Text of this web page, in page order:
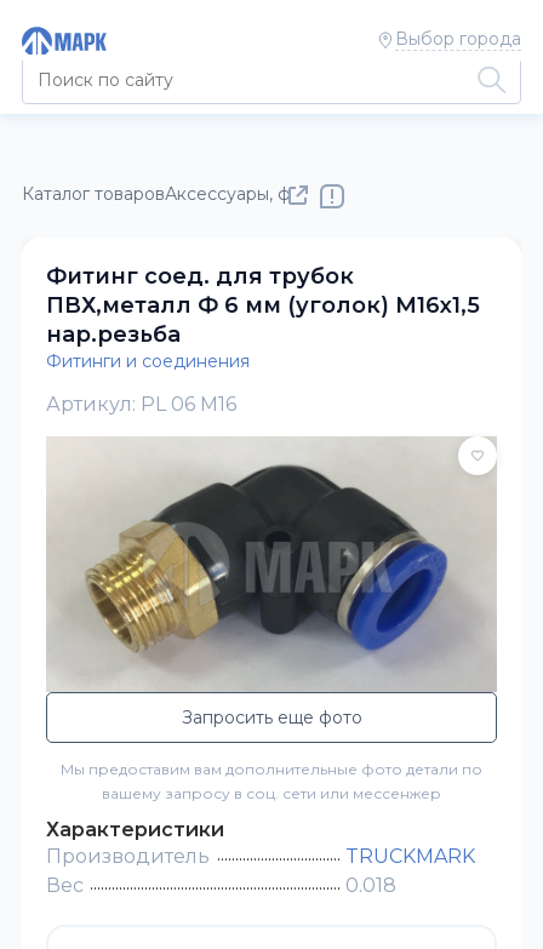
Выбор города
Каталог товаровАксессуары, фонари, фитинги, метизы
Фитинг соед. для трубок
ПВХ,металл Ф 6 мм (уголок) М16х1,5
нар.резьба
Фитинги и соединения
Артикул: PL 06 M16
Запросить еще фото
Мы предоставим вам дополнительные фото детали по
вашему запросу в соц. сети или мессенжер
Характеристики
Производитель
TRUCKMARK
Вес
0.018